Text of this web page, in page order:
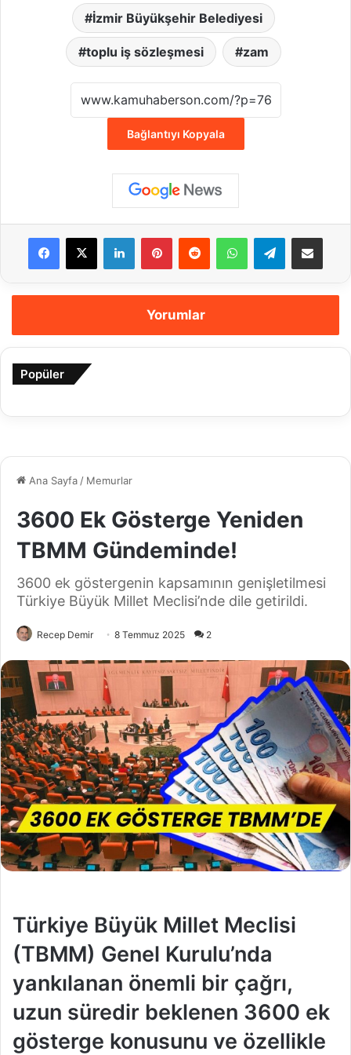
İzmir Büyükşehir Belediyesi
toplu iş sözleşmesi zam
Bağlantıyı Kopyala
Facebook
X LinkedInPinterestReddit WhatsAppTelegramE-Posta ile
Yorumlar
Popüler